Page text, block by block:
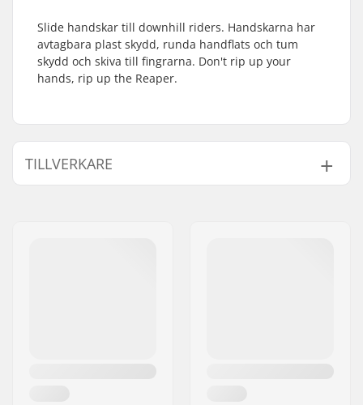
Slide handskar till downhill riders. Handskarna har
avtagbara plast skydd, runda handflats och tum
skydd och skiva till fingrarna. Don't rip up your
hands, rip up the Reaper.
TILLVERKARE